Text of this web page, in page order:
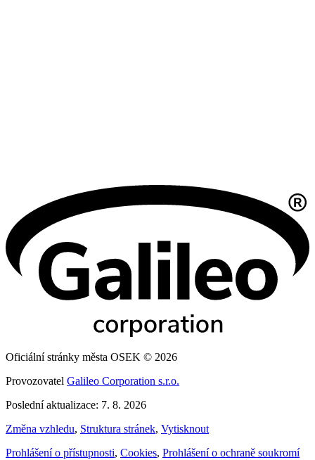
Oficiální stránky města OSEK © 2026
Provozovatel Galileo Corporation s.r.o.
Poslední aktualizace: 7. 8. 2026
Změna vzhledu, Struktura stránek, Vytisknout
Prohlášení o přístupnosti, Cookies, Prohlášení o ochraně soukromí